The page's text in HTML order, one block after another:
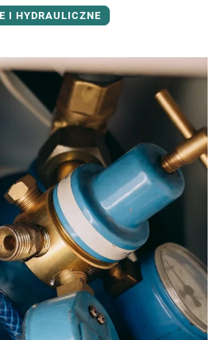
I HYDRAULICZNE